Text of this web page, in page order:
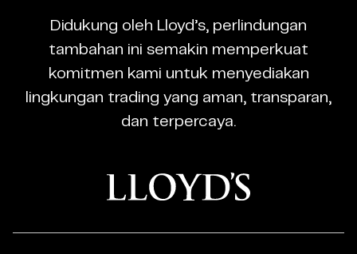
CFD
Trading
Regulated
Broker
Didukung oleh Lloyd’s, perlindungan
tambahan ini semakin memperkuat
komitmen kami untuk menyediakan
lingkungan trading yang aman, transparan,
dan terpercaya.